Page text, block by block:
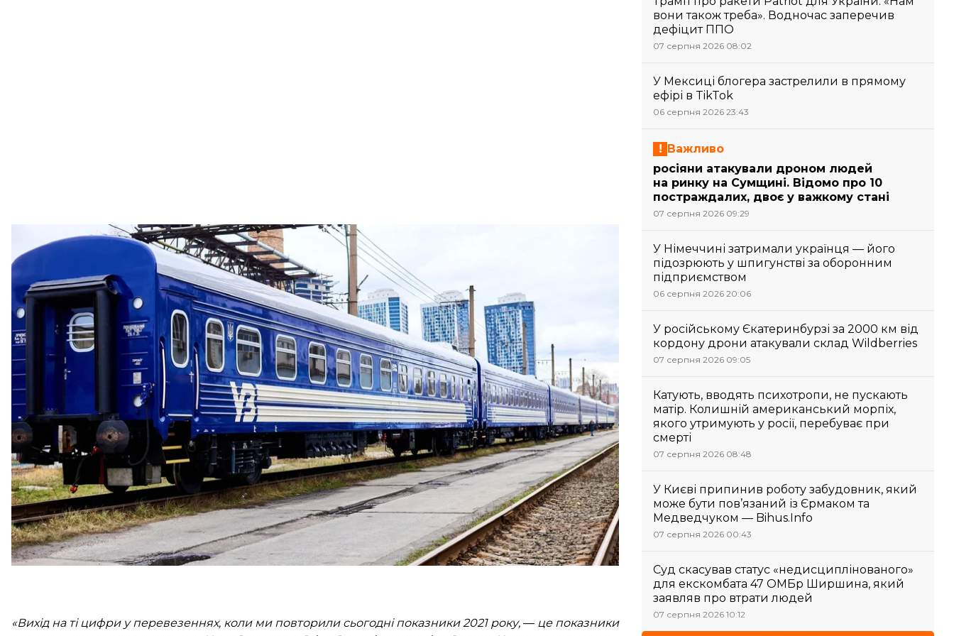
Ілюстративне фото
Facebook / Укрзалізниця - Ukrzaliznytsia
В «Укрзалізниці» пообіцяли, що не підвищуватимуть ціни на внутрішні пасажирські перевезення.
Про цесказавкерівник із пасажирських комунікацій «Укрзалізниці» Олександр Шевченко в
інтерв'ю «Українському радіо».
«У грудні ми зробили часткове подорожчання міжнародних квитків, необхідне, щоб ціна всередині
країни залишалася незмінною. Тобто ми не бачимо можливості, навіть морально-етичної,
підвищувати ціни на внутрішні пасажирські перевезення», — підкреслив він.
За словами Шевченка, загалом «Укрзалізниця» вийшла на довоєнні показники перевезень
пасажирів. У 2023-му компанія перевезла 25 мільйонів людей у потягах далекого сполучення. До
Європи «Укрзалізниця» торік перевезла рекордні 2,1 мільйона пасажирів.
«Вихід на ті цифри у перевезеннях, коли ми повторили сьогодні показники 2021 року, — це показники
вони також треба». Водночас заперечив
дефіцит ППО
07 серпня 2026 08:02
У Мексиці блогера застрелили в прямому
ефірі в TikTok
06 серпня 2026 23:43
Важливо
росіяни атакували дроном людей
на ринку на Сумщині. Відомо про 10
постраждалих, двоє у важкому стані
07 серпня 2026 09:29
У Німеччині затримали українця — його
підозрюють у шпигунстві за оборонним
підприємством
06 серпня 2026 20:06
У російському Єкатеринбурзі за 2000 км від
кордону дрони атакували склад Wildberries
07 серпня 2026 09:05
Катують, вводять психотропи, не пускають
матір. Колишній американський морпіх,
якого утримують у росії, перебуває при
смерті
07 серпня 2026 08:48
У Києві припинив роботу забудовник, який
може бути пов’язаний із Єрмаком та
Медведчуком — Bihus.Info
07 серпня 2026 00:43
Суд скасував статус «недисциплінованого»
для екскомбата 47 ОМБр Ширшина, який
заявляв про втрати людей
07 серпня 2026 10:12